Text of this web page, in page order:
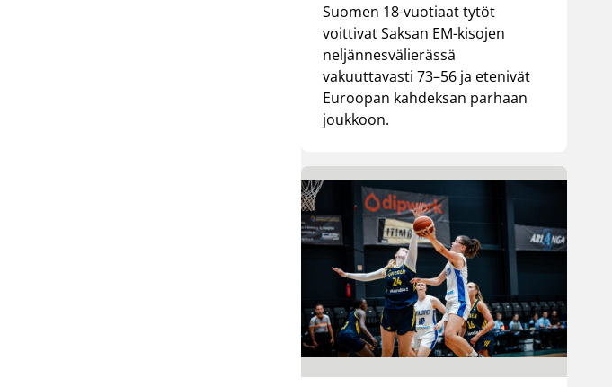
Suomen 18-vuotiaat tytöt
voittivat Saksan EM-kisojen
neljännesvälierässä
vakuuttavasti 73–56 ja etenivät
Euroopan kahdeksan parhaan
joukkoon.